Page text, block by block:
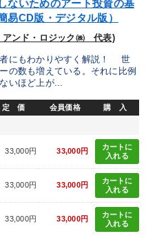
ないためのアート投資の基
易CD版・デジタル版）
アンド・ロジック㈱ 代表)
にもわかりやすく解説！ 世
の数も増えている。それに比例
いほど上が...
定 価 会員価格 購 入
33,000円 33,000円
カートに
入れる
33,000円 33,000円
カートに
入れる
33,000円 33,000円
カートに
入れる